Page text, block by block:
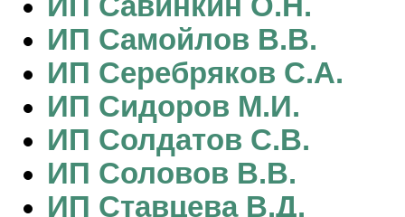
ИП Самойлов В.В.
ИП Серебряков С.А.
ИП Сидоров М.И.
ИП Солдатов С.В.
ИП Соловов В.В.
ИП Ставцева В.Д.